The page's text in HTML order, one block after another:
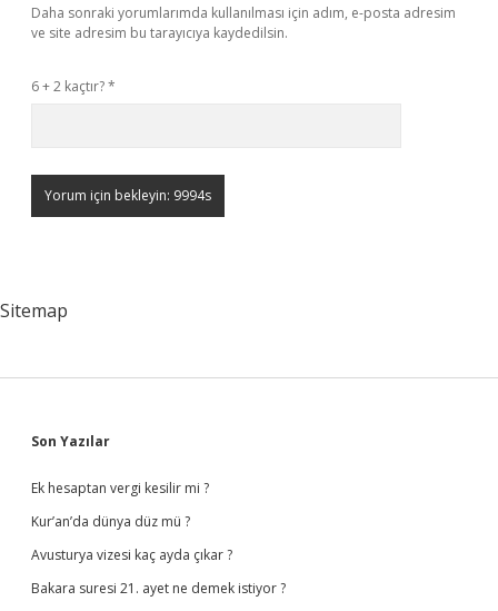
Daha sonraki yorumlarımda kullanılması için adım, e-posta adresim
ve site adresim bu tarayıcıya kaydedilsin.
6 + 2 kaçtır?*
Sitemap
Sidebar
Son Yazılar
Ek hesaptan vergi kesilir mi ?
Kur’an’da dünya düz mü ?
Avusturya vizesi kaç ayda çıkar ?
Bakara suresi 21. ayet ne demek istiyor ?